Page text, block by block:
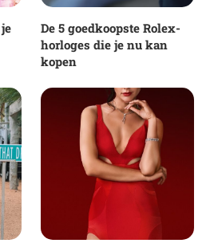
De 5 goedkoopste Rolex-
horloges die je nu kan
kopen